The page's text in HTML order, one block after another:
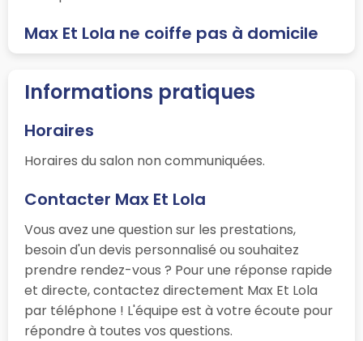
Max Et Lola ne coiffe pas à domicile
Informations pratiques
Horaires
Horaires du salon non communiquées.
Contacter Max Et Lola
Vous avez une question sur les prestations,
besoin d'un devis personnalisé ou souhaitez
prendre rendez-vous ? Pour une réponse rapide
et directe, contactez directement Max Et Lola
par téléphone ! L'équipe est à votre écoute pour
répondre à toutes vos questions.